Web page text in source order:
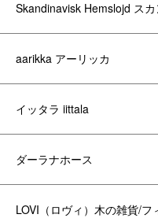
Skandinavisk Hemslojd ス
aarikka アーリッカ
イッタラ iittala
ダーラナホース
LOVI（ロヴィ）木の雑貨/フ